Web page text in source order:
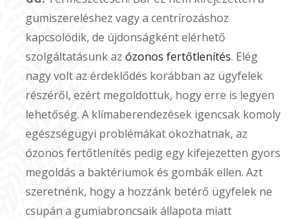
gumiszereléshez vagy a centrírozáshoz
kapcsolódik, de újdonságként elérhető
szolgáltatásunk az ózonos fertőtlenítés. Elég
nagy volt az érdeklődés korábban az ügyfelek
részéről, ezért megoldottuk, hogy erre is legyen
lehetőség. A klímaberendezések igencsak komoly
egészségügyi problémákat okozhatnak, az
ózonos fertőtlenítés pedig egy kifejezetten gyors
megoldás a baktériumok és gombák ellen. Azt
szeretnénk, hogy a hozzánk betérő ügyfelek ne
csupán a gumiabroncsaik állapota miatt